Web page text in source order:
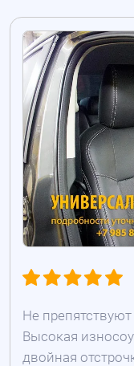
Не
Высокая
двойная